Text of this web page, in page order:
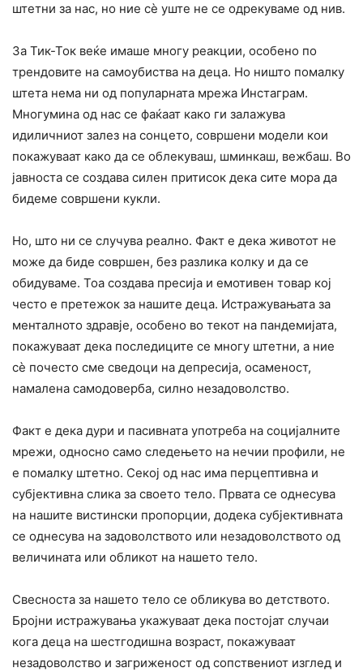
штетни за нас, но ние сè уште не се одрекуваме од нив.
За Тик-Ток веќе имаше многу реакции, особено по
трендовите на самоубиства на деца. Но ништо помалку
штета нема ни од популарната мрежа Инстаграм.
Многумина од нас се фаќаат како ги залажува
идиличниот залез на сонцето, совршени модели кои
покажуваат како да се облекуваш, шминкаш, вежбаш. Во
јавноста се создава силен притисок дека сите мора да
бидеме совршени кукли.
Но, што ни се случува реално. Факт е дека животот не
може да биде совршен, без разлика колку и да се
обидуваме. Тоа создава пресија и емотивен товар кој
често е претежок за нашите деца. Истражувањата за
менталното здравје, особено во текот на пандемијата,
покажуваат дека последиците се многу штетни, а ние
сè почесто сме сведоци на депресија, осаменост,
намалена самодоверба, силно незадоволство.
Факт е дека дури и пасивната употреба на социјалните
мрежи, односно само следењето на нечии профили, не
е помалку штетно. Секој од нас има перцептивна и
субјективна слика за своето тело. Првата се однесува
на нашите вистински пропорции, додека субјективната
се однесува на задоволството или незадоволството од
величината или обликот на нашето тело.
Свесноста за нашето тело се обликува во детството.
Бројни истражувања укажуваат дека постојат случаи
кога деца на шестгодишна возраст, покажуваат
незадоволство и загриженост од сопствениот изглед и